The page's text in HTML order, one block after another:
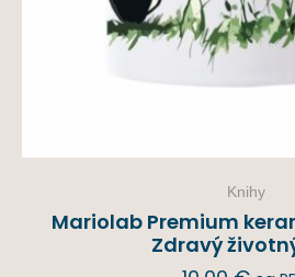
Knihy
Mariolab Premium
Zdravý